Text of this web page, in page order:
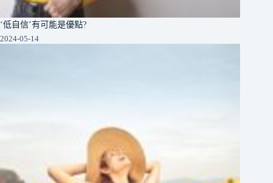
‘低自信’有可能是優點?
2024-05-14